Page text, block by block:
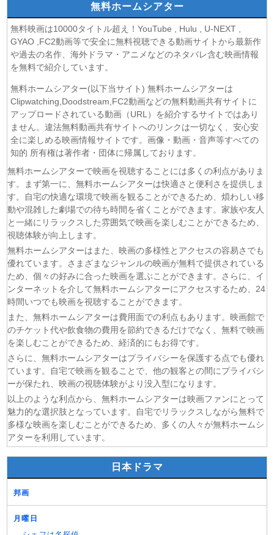
MAO 第19話
(09/08)才女のお世話 高嶺の花だらけな名門校で、学院一のお嬢様
(生活能力皆無)を陰ながらお世話することになりました 第6話
(09/08)魔法少女リリカルなのは EXCEEDS Gun Blaze
Vengeance 第6話
愛してきます 第6話
(09/08) 花織さんは転生しても喧嘩がしたい 第5話
(08/08) 株式会社マジルミエ 第2期 第6話
(08/08) 鬼の花嫁 第6話
(08/08)ミッドナイト屋台2〜ル・モンドゥ〜 第6話
(08/08)天幕のジャードゥーガル 第7話
(08/08)黄泉のツガイ 第18話
(08/08)グロウアップショウ～ひまわりのサーカス団～ 第6話
(08/08)夏色の雲が恋と嵐をまきおこす 第5話
(08/08)岩元先輩ノ推薦 第6話
(08/08) BLEACH 千年血戦篇-禍進譚- 第3話
(08/08)BLACK TORCH 第6話
(08/08)猫と竜 第7話
(08/08)告白ー25年目の秘密ー 第5話
(08/08)クレヨンしんちゃん 2026年8月8日
(08/08) ドラえもん 2026年8月8日
無料ホームシアター
無料映画は10000タイトル超え！YouTube , Hulu , U-NEXT ,
GYAO ,FC2動画等で安全に無料視聴できる動画サイトから最新作
や過去の名作、海外ドラマ・アニメなどのネタバレ含む映画情報
を無料で紹介しています。
無料ホームシアター(以下当サイト) 無料ホームシアターは
Clipwatching,Doodstream,FC2動画などの無料動画共有サイトに
アップロードされている動画（URL）を紹介するサイトではあり
ません。違法無料動画共有サイトへのリンクは一切なく、安心安
全に楽しめる映画情報サイトです。画像・動画・音声等すべての
知的 所有権は著作者・団体に帰属しております。
無料ホームシアターで映画を視聴することには多くの利点がありま
す。まず第一に、無料ホームシアターは快適さと便利さを提供しま
す。自宅の快適な環境で映画を観ることができるため、煩わしい移
動や混雑した劇場での待ち時間を省くことができます。家族や友人
と一緒にリラックスした雰囲気で映画を楽しむことができるため、
視聴体験が向上します。
無料ホームシアターはまた、映画の多様性とアクセスの容易さでも
優れています。さまざまなジャンルの映画が無料で提供されている
ため、個々の好みに合った映画を選ぶことができます。さらに、イ
ンターネットを介して無料ホームシアターにアクセスするため、24
時間いつでも映画を視聴することができます。
また、無料ホームシアターは費用面での利点もあります。映画館で
のチケット代や飲食物の費用を節約できるだけでなく、無料で映画
を楽しむことができるため、経済的にもお得です。
さらに、無料ホームシアターはプライバシーを保護する点でも優れ
ています。自宅で映画を観ることで、他の観客との間にプライバシ
ーが保たれ、映画の視聴体験がより没入型になります。
以上のような利点から、無料ホームシアターは映画ファンにとって
魅力的な選択肢となっています。自宅でリラックスしながら無料で
多様な映画を楽しむことができるため、多くの人々が無料ホームシ
アターを利用しています。
日本ドラマ
邦画
月曜日